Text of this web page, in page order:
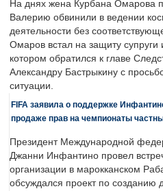
На днях жена Курбана Омарова
Валерию обвинили в ведении
деятельности без
Омаров встал на защиту супруги
котором обратился к главе
Александру Бастрыкину с
ситуации.
FIFA заявила о поддержке
продаже прав на чемпионаты
Президент Международной
Джанни Инфантино провел
организации в марокканском
обсуждался проект по созданию